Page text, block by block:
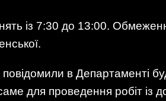
із 7:30 до 13:00.
в Департаменті
для проведення робіт із